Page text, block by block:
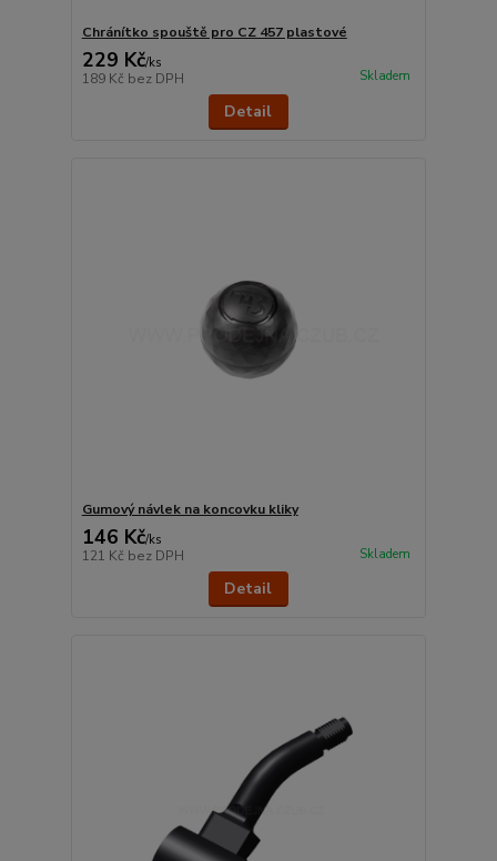
Chránítko spouště pro CZ 457 plastové
229 Kč/ks
189 Kč bez DPH Skladem
Detail
Gumový návlek na koncovku kliky
146 Kč/ks
121 Kč bez DPH Skladem
Detail